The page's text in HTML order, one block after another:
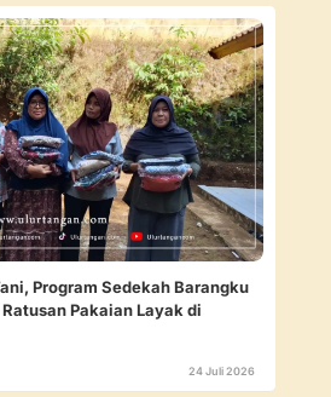
Program Sedekah Barangku
Pakaian Layak di
24 Juli 2026